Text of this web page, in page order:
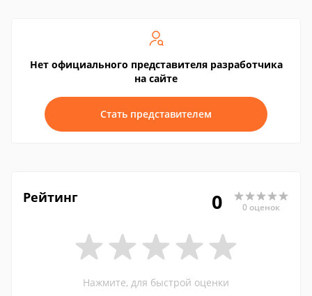
Нет официального представителя разработчика
на сайте
Стать представителем
Рейтинг 0 0 оценок
Нажмите, для быстрой оценки